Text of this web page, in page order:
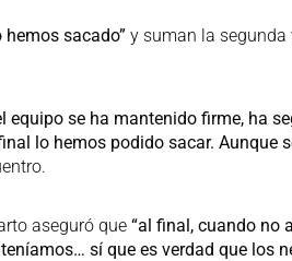
hemos sacado” y suman la segunda
equipo se ha mantenido firme, ha
lo hemos podido sacar. Aunque
aseguró que “al final, cuando no
sí que es verdad que los